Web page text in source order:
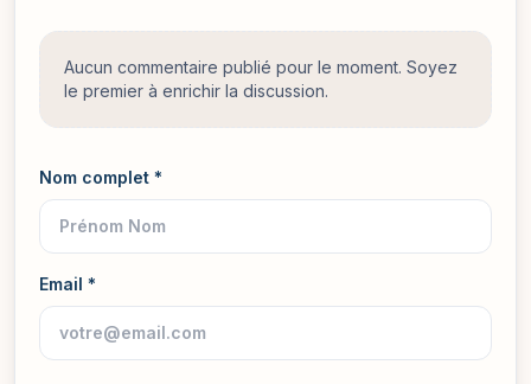
Aucun commentaire publié pour le moment. Soyez
le premier à enrichir la discussion.
Nom complet *
Email *